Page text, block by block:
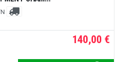
140,00 €